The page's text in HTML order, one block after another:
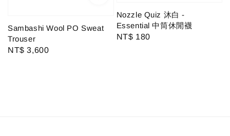
Sambashi Wool PO Sweat
Trouser
Regular
NT$ 3,600
Nozzle Quiz 沐白 -
Essential 中筒休閒襪
Regular
NT$ 180